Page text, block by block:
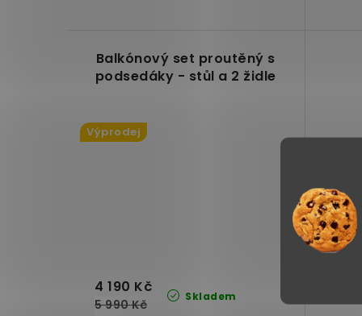
Balkónový set proutěný s
podsedáky - stůl a 2 židle
Výprodej
Skladem
4 190 Kč
5 990 Kč